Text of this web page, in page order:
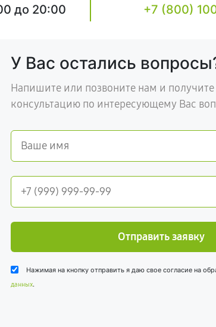
до 20:00 +7 (800)
У Вас остались
Напишите или позвоните нам и
консультацию по интересующему Вас
Отправить заявку
Нажимая на кнопку отправить я даю свое согласие на
данных.